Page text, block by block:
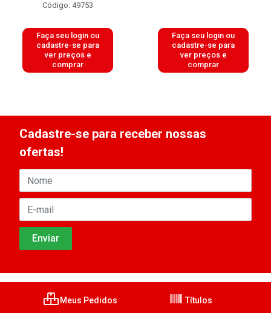
Código: 49753
Faça seu login ou
cadastre-se para
ver preços e
comprar
Faça seu login ou
cadastre-se para
ver preços e
comprar
Cadastre-se para receber nossas
ofertas!
Meus Pedidos Títulos